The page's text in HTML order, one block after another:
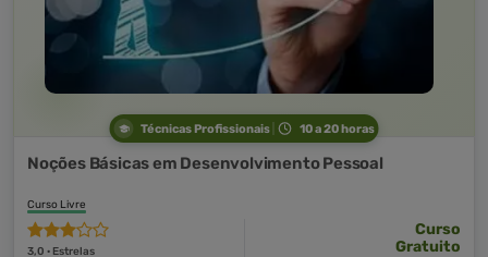
Técnicas Profissionais 10 a 20 horas
Noções Básicas em Desenvolvimento Pessoal
Curso Livre
3,0 · Estrelas
Curso
Gratuito